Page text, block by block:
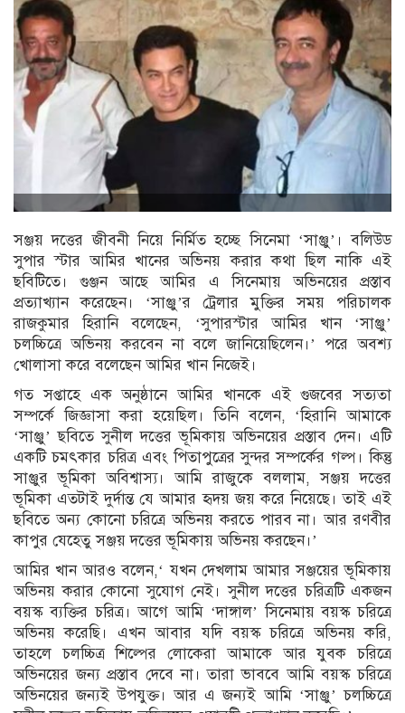
সঞ্জয় দত্তের জীবনী নিয়ে নির্মিত হচ্ছে সিনেমা ‘সাঞ্জু’। বলিউড
সুপার স্টার আমির খানের অভিনয় করার কথা ছিল নাকি এই
ছবিটিতে। গুঞ্জন আছে আমির এ সিনেমায় অভিনয়ের প্রস্তাব
প্রত্যাখ্যান করেছেন। ‘সাঞ্জু’র ট্রেলার মুক্তির সময় পরিচালক
রাজকুমার হিরানি বলেছেন, ‘সুপারস্টার আমির খান ‘সাঞ্জু’
চলচ্চিত্রে অভিনয় করবেন না বলে জানিয়েছিলেন।’ পরে অবশ্য
খোলাসা করে বলেছেন আমির খান নিজেই।
গত সপ্তাহে এক অনুষ্ঠানে আমির খানকে এই গুজবের সত্যতা
সম্পর্কে জিজ্ঞাসা করা হয়েছিল। তিনি বলেন, ‘হিরানি আমাকে
‘সাঞ্জু’ ছবিতে সুনীল দত্তের ভূমিকায় অভিনয়ের প্রস্তাব দেন। এটি
একটি চমৎকার চরিত্র এবং পিতাপুত্রের সুন্দর সম্পর্কের গল্প। কিন্তু
সাঞ্জুর ভূমিকা অবিশ্বাস্য। আমি রাজুকে বললাম, সঞ্জয় দত্তের
ভূমিকা এতটাই দুর্দান্ত যে আমার হৃদয় জয় করে নিয়েছে। তাই এই
ছবিতে অন্য কোনো চরিত্রে অভিনয় করতে পারব না। আর রণবীর
কাপুর যেহেতু সঞ্জয় দত্তের ভূমিকায় অভিনয় করছেন।’
আমির খান আরও বলেন,‘ যখন দেখলাম আমার সঞ্জয়ের ভূমিকায়
অভিনয় করার কোনো সুযোগ নেই। সুনীল দত্তের চরিত্রটি একজন
বয়স্ক ব্যক্তির চরিত্র। আগে আমি ‘দাঙ্গাল’ সিনেমায় বয়স্ক চরিত্রে
অভিনয় করেছি। এখন আবার যদি বয়স্ক চরিত্রে অভিনয় করি,
তাহলে চলচ্চিত্র শিল্পের লোকেরা আমাকে আর যুবক চরিত্রে
অভিনয়ের জন্য প্রস্তাব দেবে না। তারা ভাববে আমি বয়স্ক চরিত্রে
অভিনয়ের জন্যই উপযুক্ত। আর এ জন্যই আমি ‘সাঞ্জু’ চলচ্চিত্রে